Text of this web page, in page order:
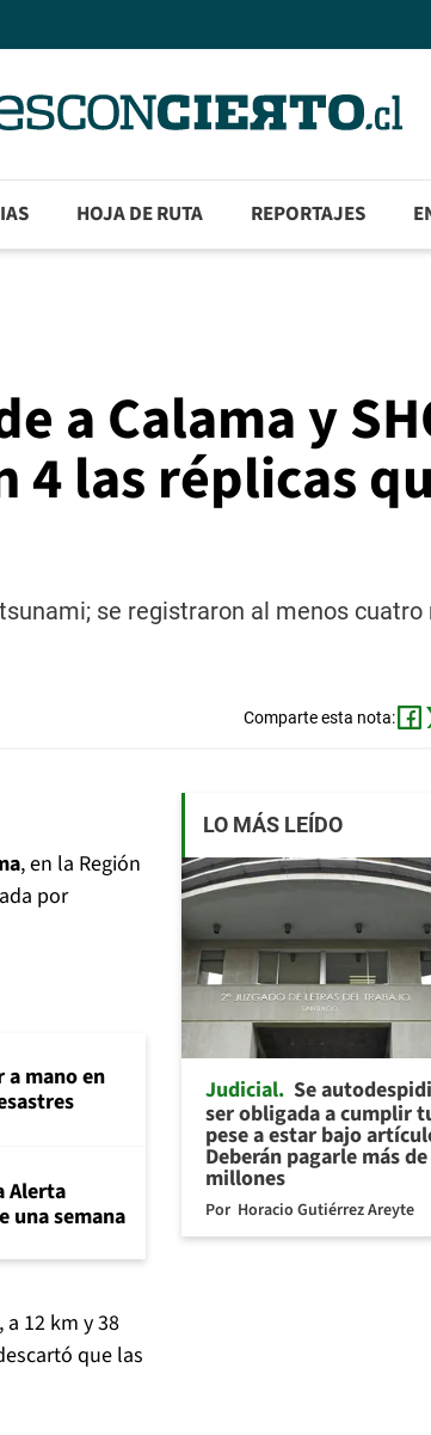
HOJA DE RUTA REPORTAJES
a Calama y
4 las réplicas
se registraron al menos cuatro
Comparte esta nota:
, en la Región
por
a mano en
Alerta
una semana
a 12 km y 38
que las
LO MÁS LEÍDO
Judicial Se
ser obligada a cumplir
pese a estar bajo
Deberán pagarle más
millones
Por Horacio Gutiérrez Areyte